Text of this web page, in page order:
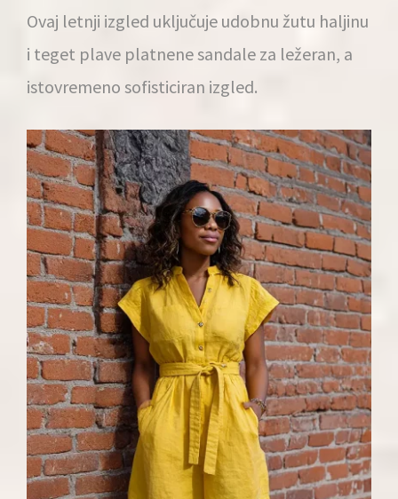
Ovaj letnji izgled uključuje udobnu žutu haljinu
i teget plave platnene sandale za ležeran, a
istovremeno sofisticiran izgled.